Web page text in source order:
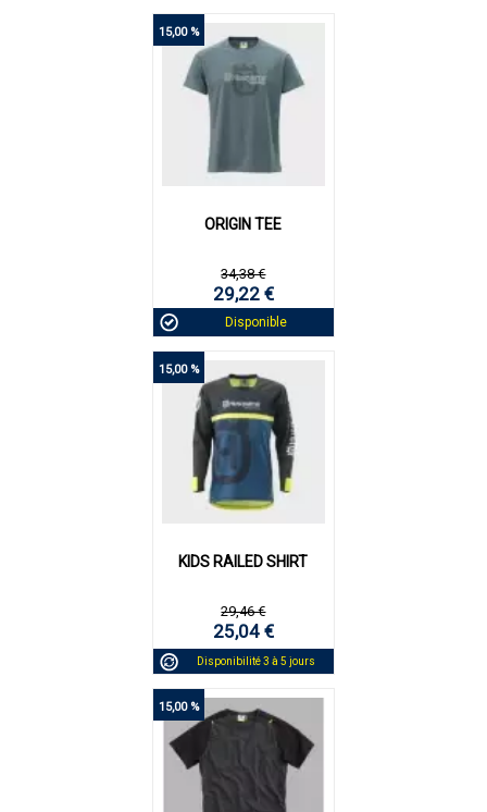
15,00 %
ORIGIN TEE
34,38 €
29,22 €
Disponible
15,00 %
KIDS RAILED SHIRT
29,46 €
25,04 €
Disponibilité 3 à 5 jours
15,00 %